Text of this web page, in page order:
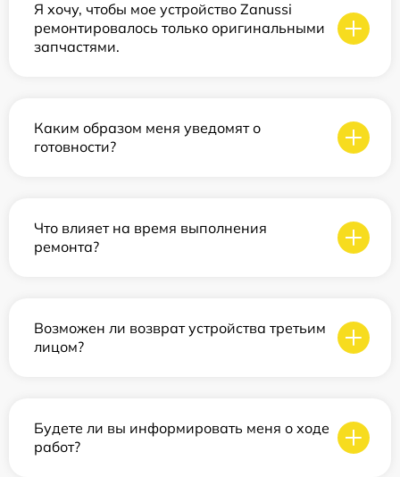
Я хочу, чтобы мое устройство Zanussi
ремонтировалось только оригинальными
запчастями.
Каким образом меня уведомят о
готовности?
Что влияет на время выполнения
ремонта?
Возможен ли возврат устройства третьим
лицом?
Будете ли вы информировать меня о ходе
работ?